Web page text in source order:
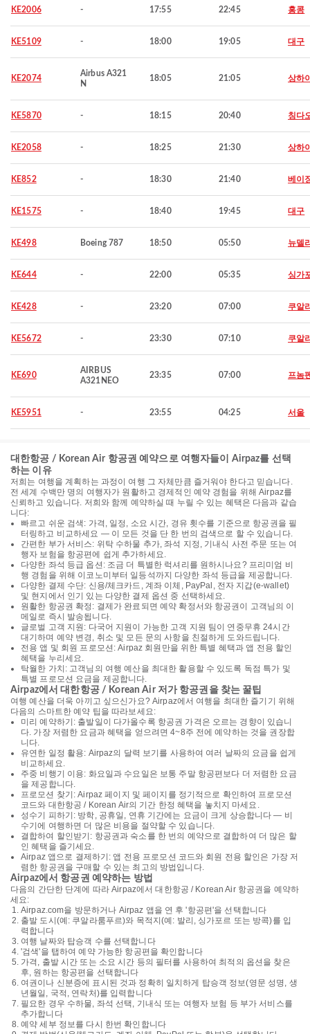
KE2006 - 17:55 22:45 홍콩
KE5109 - 18:00 19:05 대구
KE2074
Airbus A321
N
18:05 21:05 상하
KE5870 - 18:15 20:40 칭다
KE2058 - 18:25 21:30 상하
KE852 - 18:30 21:40 베이
KE1575 - 18:40 19:45 대구
KE498 Boeing 787 18:50 05:50 뉴델
KE644 - 22:00 05:35 싱가
KE428 - 23:20 07:00 쿠알
KE5672 - 23:30 07:10 쿠알
KE690
AIRBUS
A321NEO
23:35 07:00 프놈
KE5951 - 23:55 04:25 서울
대한항공 / Korean Air 항공권 예약으로 여행자들이 Airpaz를 선택
하는 이유
저희는 여행을 계획하는 과정이 여행 그 자체만큼 즐거워야 한다고 믿습니다.
전 세계 수백만 명의 여행자가 원활하고 경제적인 예약 경험을 위해 Airpaz를
신뢰하고 있습니다. 저희와 함께 예약하실 때 누릴 수 있는 혜택은 다음과 같습
니다:
빠르고 쉬운 검색: 가격, 일정, 소요 시간, 경유 횟수를 기준으로 항공권을 필
터링하고 비교하세요 — 이 모든 것을 단 한 번의 검색으로 할 수 있습니다.
간편한 부가 서비스: 위탁 수하물 추가, 좌석 지정, 기내식 사전 주문 또는 여
행자 보험을 항공편에 쉽게 추가하세요.
다양한 좌석 등급 옵션: 조금 더 특별한 럭셔리를 원하시나요? 프리미엄 비
행 경험을 위해 이코노미부터 일등석까지 다양한 좌석 등급을 제공합니다.
다양한 결제 수단: 신용/체크카드, 계좌 이체, PayPal, 전자 지갑(e-wallet)
및 현지에서 인기 있는 다양한 결제 옵션 중 선택하세요.
원활한 항공권 확정: 결제가 완료되면 예약 확정서와 항공권이 고객님의 이
메일로 즉시 발송됩니다.
글로벌 고객 지원: 다국어 지원이 가능한 고객 지원 팀이 연중무휴 24시간
대기하며 예약 변경, 취소 및 모든 문의 사항을 친절하게 도와드립니다.
전용 앱 및 회원 프로모션: Airpaz 회원만을 위한 특별 혜택과 앱 전용 할인
혜택을 누리세요.
탁월한 가치: 고객님의 여행 예산을 최대한 활용할 수 있도록 독점 특가 및
특별 프로모션 요금을 제공합니다.
Airpaz에서 대한항공 / Korean Air 저가 항공권을 찾는 꿀팁
여행 예산을 더욱 아끼고 싶으신가요? Airpaz에서 여행을 최대한 즐기기 위해
다음의 스마트한 예약 팁을 따라보세요:
미리 예약하기: 출발일이 다가올수록 항공권 가격은 오르는 경향이 있습니
다. 가장 저렴한 요금과 혜택을 얻으려면 4~8주 전에 예약하는 것을 권장합
니다.
유연한 일정 활용: Airpaz의 달력 보기를 사용하여 여러 날짜의 요금을 쉽게
비교하세요.
주중 비행기 이용: 화요일과 수요일은 보통 주말 항공편보다 더 저렴한 요금
을 제공합니다.
프로모션 찾기: Airpaz 페이지 및 페이지를 정기적으로 확인하여 프로모션
코드와 대한항공 / Korean Air의 기간 한정 혜택을 놓치지 마세요.
성수기 피하기: 방학, 공휴일, 연휴 기간에는 요금이 크게 상승합니다 — 비
수기에 여행하면 더 많은 비용을 절약할 수 있습니다.
결합하여 할인받기: 항공권과 숙소를 한 번의 예약으로 결합하여 더 많은 할
인 혜택을 즐기세요.
Airpaz 앱으로 결제하기: 앱 전용 프로모션 코드와 회원 전용 할인은 가장 저
렴한 항공권을 구매할 수 있는 최고의 방법입니다.
Airpaz에서 항공권 예약하는 방법
다음의 간단한 단계에 따라 Airpaz에서 대한항공 / Korean Air 항공권을 예약하
세요:
Airpaz.com을 방문하거나 Airpaz 앱을 연 후 '항공편'을 선택합니다
출발 도시(예: 쿠알라룸푸르)와 목적지(예: 발리, 싱가포르 또는 방콕)를 입
력합니다
여행 날짜와 탑승객 수를 선택합니다
'검색'을 탭하여 예약 가능한 항공편을 확인합니다
가격, 출발 시간 또는 소요 시간 등의 필터를 사용하여 최적의 옵션을 찾은
후, 원하는 항공편을 선택합니다
여권이나 신분증에 표시된 것과 정확히 일치하게 탑승객 정보(영문 성명, 생
년월일, 국적, 연락처)를 입력합니다
필요한 경우 수하물, 좌석 선택, 기내식 또는 여행자 보험 등 부가 서비스를
추가합니다
예약 세부 정보를 다시 한번 확인합니다